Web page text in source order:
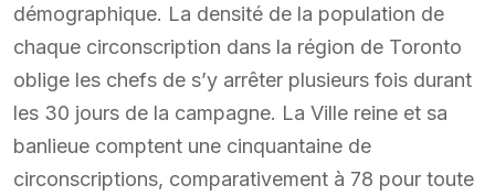
démographique. La densité de la population de
chaque circonscription dans la région de Toronto
oblige les chefs de s’y arrêter plusieurs fois durant
les 30 jours de la campagne. La Ville reine et sa
banlieue comptent une cinquantaine de
circonscriptions, comparativement à 78 pour toute